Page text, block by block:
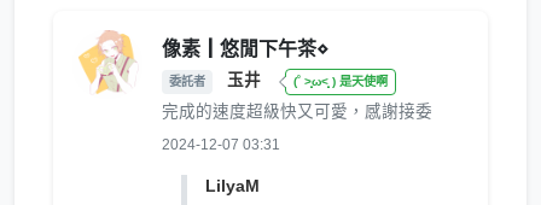
像素┃悠閒下午茶⋄
委託者 玉井 (˚ ˃̣̣̥ω˂̣̣̥ ) 是天使啊
完成的速度超級快又可愛，感謝接委
2024-12-07 03:31
LilyaM